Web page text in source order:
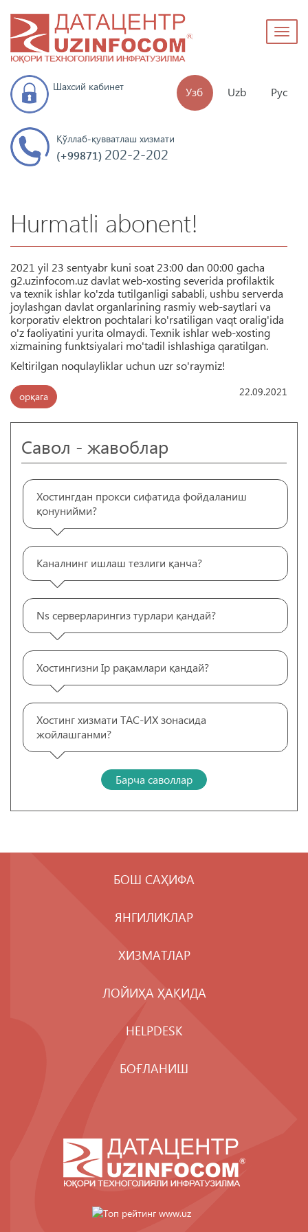
Узб Uzb Рус
Шахсий кабинет
Қўллаб-қувватлаш хизмати
(+99871) 202-2-202
Hurmatli abonent!
2021 yil 23 sentyabr kuni soat 23:00 dan 00:00 gacha
g2.uzinfocom.uz davlat web-xosting severida profilaktik
va texnik ishlar ko'zda tutilganligi sababli, ushbu serverda
joylashgan davlat organlarining rasmiy web-saytlari va
korporativ elektron pochtalari ko'rsatiligan vaqt oralig'ida
o'z faoliyatini yurita olmaydi. Texnik ishlar web-xosting
xizmaining funktsiyalari mo'tadil ishlashiga qaratilgan.
Keltirilgan noqulayliklar uchun uzr so'raymiz!
орқага 22.09.2021
Савол - жавоблар
Хостингдан прокси сифатида фойдаланиш
қонунийми?
Каналнинг ишлаш тезлиги қанча?
Ns серверларингиз турлари қандай?
Хостингизни Ip рақамлари қандай?
Хостинг хизмати ТАС-ИХ зонасида
жойлашганми?
Барча саволлар
БОШ САҲИФА
ЯНГИЛИКЛАР
ХИЗМАТЛАР
ЛОЙИҲА ҲАҚИДА
HELPDESK
БОҒЛАНИШ